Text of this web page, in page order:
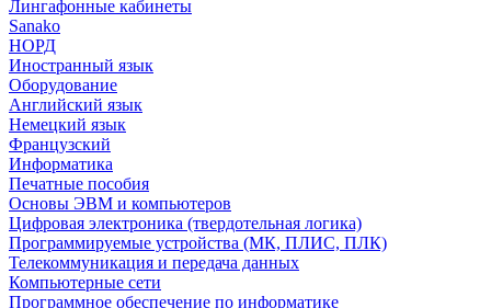
Лингафонные кабинеты
Sanako
НОРД
Иностранный язык
Оборудование
Английский язык
Немецкий язык
Французский
Информатика
Печатные пособия
Основы ЭВМ и компьютеров
Цифровая электроника (твердотельная логика)
Программируемые устройства (МК, ПЛИС, ПЛК)
Телекоммуникация и передача данных
Компьютерные сети
Программное обеспечение по информатике